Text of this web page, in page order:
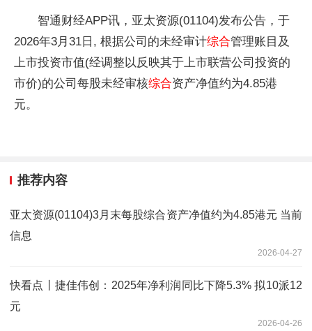
智通财经APP讯，亚太资源(01104)发布公告，于
2026年3月31日, 根据公司的未经审计综合管理账目及
上市投资市值(经调整以反映其于上市联营公司投资的
市价)的公司每股未经审核综合资产净值约为4.85港
元。
推荐内容
亚太资源(01104)3月末每股综合资产净值约为4.85港元 当前
信息
2026-04-27
快看点丨捷佳伟创：2025年净利润同比下降5.3% 拟10派12
元
2026-04-26